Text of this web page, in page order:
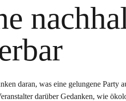
daran, was eine gelungene Party
darüber Gedanken, wie